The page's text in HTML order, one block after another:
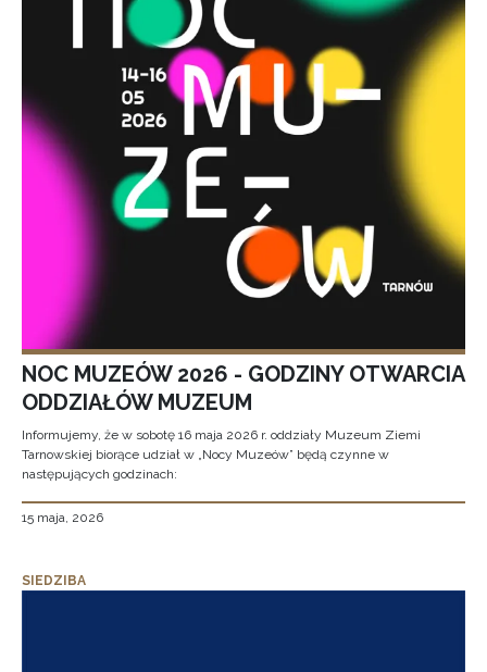
NOC MUZEÓW 2026 - GODZINY OTWARCIA
ODDZIAŁÓW MUZEUM
Informujemy, że w sobotę 16 maja 2026 r. oddziały Muzeum Ziemi
Tarnowskiej biorące udział w „Nocy Muzeów” będą czynne w
następujących godzinach:
15 maja, 2026
SIEDZIBA